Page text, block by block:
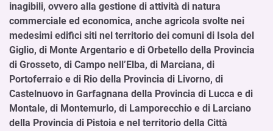
inagibili, ovvero alla gestione di attività di natura
commerciale ed economica, anche agricola svolte nei
medesimi edifici siti nel territorio dei comuni di Isola del
Giglio, di Monte Argentario e di Orbetello della Provincia
di Grosseto, di Campo nell’Elba, di Marciana, di
Portoferraio e di Rio della Provincia di Livorno, di
Castelnuovo in Garfagnana della Provincia di Lucca e di
Montale, di Montemurlo, di Lamporecchio e di Larciano
della Provincia di Pistoia e nel territorio della Città